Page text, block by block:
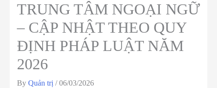
TRUNG TÂM NGOẠI NGỮ
– CẬP NHẬT THEO QUY
ĐỊNH PHÁP LUẬT NĂM
2026
By Quản trị /06/03/2026